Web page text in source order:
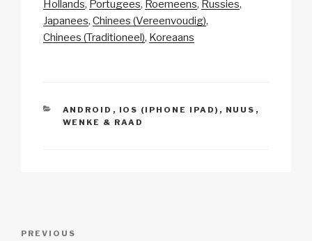
Li
n
b
o
A
p
c
Hollands Portugees Roemeens Russies
Japanees Chinees (Vereenvoudig)
Chinees (Traditioneel) Koreaans
CATEGORIES
ANDROID , IOS (IPHONE IPAD) , NUUS ,
WENKE & RAAD
Previous
PREVIOUS